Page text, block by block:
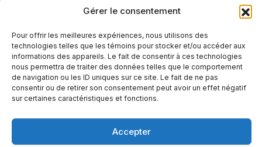
Gérer le consentement
Pour offrir les meilleures expériences, nous utilisons des
technologies telles que les témoins pour stocker et/ou accéder aux
informations des appareils. Le fait de consentir à ces technologies
nous permettra de traiter des données telles que le comportement
de navigation ou les ID uniques sur ce site. Le fait de ne pas
consentir ou de retirer son consentement peut avoir un effet négatif
sur certaines caractéristiques et fonctions.
Accepter
© Copyright 2026 – Altomédia Inc |